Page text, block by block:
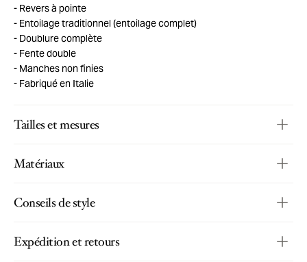
Revers à pointe
Entoilage traditionnel (entoilage complet)
Doublure complète
Fente double
Manches non finies
Fabriqué en Italie
Tailles et mesures
Matériaux
Conseils de style
Expédition et retours